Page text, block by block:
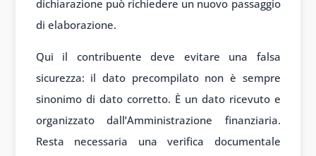
dichiarazione può richiedere un nuovo passaggio
di elaborazione.
Qui il contribuente deve evitare una falsa
sicurezza: il dato precompilato non è sempre
sinonimo di dato corretto. È un dato ricevuto e
organizzato dall’Amministrazione finanziaria.
Resta necessaria una verifica documentale